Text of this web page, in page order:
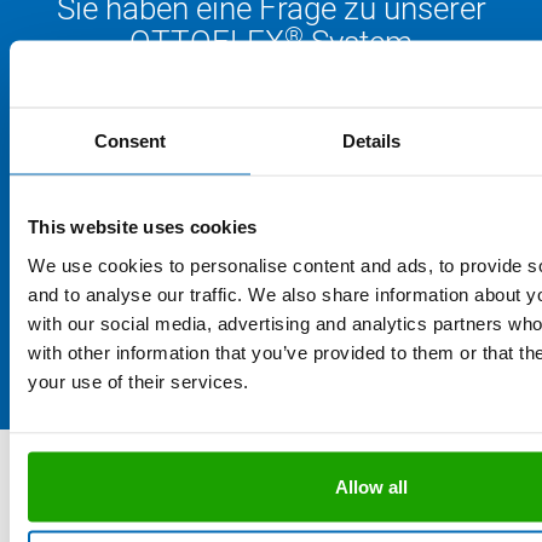
Consent Details
This website uses cookies
We use cookies to personalise content and ads, to provide
and to analyse our traffic. We also share information about
with our social media, advertising and analytics partners
with other information that you’ve provided to them or that
your use of their services.
Allow all
Sie haben eine Frage zu unserer
OTTOFLEX®System
Uhr und Fr. von 7.00 bis 13.00 Uhr erreichbar und freut sich über
Ihre Anfrage.
+49 8684 908 4300
technik@otto-chemie.de
Frage stellen
Folgen Sie uns auf Social Media